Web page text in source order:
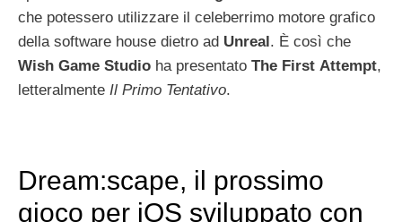
che potessero utilizzare il celeberrimo motore grafico
della software house dietro ad Unreal. È così che
Wish Game Studio ha presentato The First Attempt,
letteralmente Il Primo Tentativo.
Dream:scape, il prossimo
gioco per iOS sviluppato con